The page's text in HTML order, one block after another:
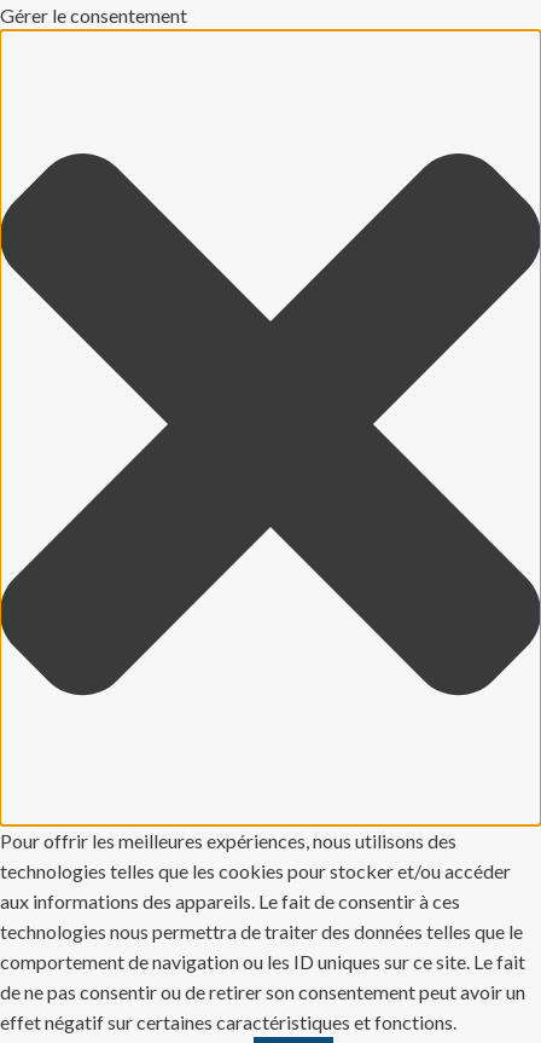
Gérer le consentement
Pour offrir les meilleures expériences, nous utilisons des
technologies telles que les cookies pour stocker et/ou accéder
aux informations des appareils. Le fait de consentir à ces
technologies nous permettra de traiter des données telles que le
comportement de navigation ou les ID uniques sur ce site. Le fait
de ne pas consentir ou de retirer son consentement peut avoir un
effet négatif sur certaines caractéristiques et fonctions.